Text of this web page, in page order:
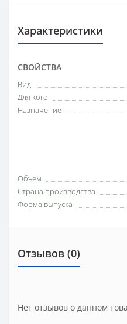
Характеристики
СВОЙСТВА
Вид
Для кого
Назначение
Объем
Страна производства
Форма выпуска
Отзывов (0)
Нет отзывов о данном